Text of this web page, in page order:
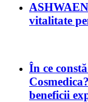
vitalitate
În ce
beneficii